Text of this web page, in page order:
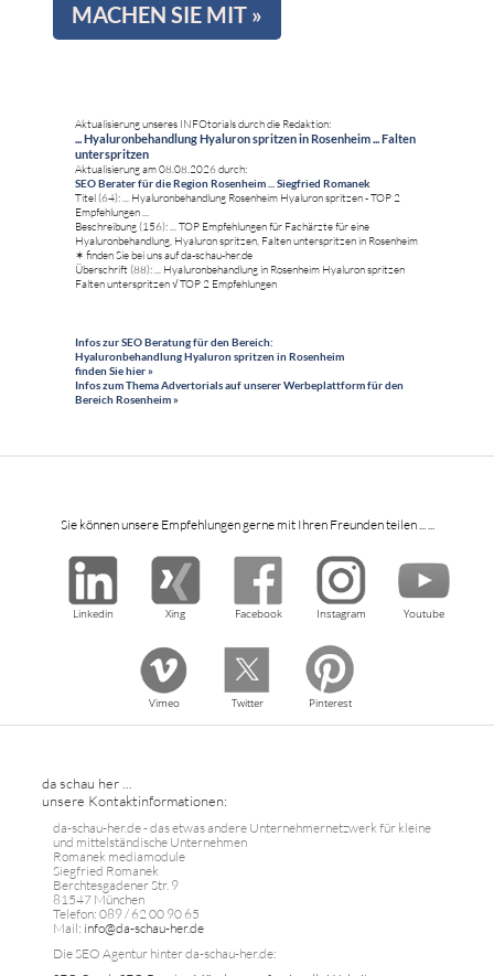
MACHEN SIE MIT »
Aktualisierung unseres INFOtorials durch die Redaktion:
... Hyaluronbehandlung Hyaluron spritzen in Rosenheim ... Falten
unterspritzen
Aktualisierung am 08.08.2026 durch:
SEO Berater für die Region Rosenheim ... Siegfried Romanek
Titel (64): ... Hyaluronbehandlung Rosenheim Hyaluron spritzen - TOP 2
Empfehlungen ...
Beschreibung (156): ... TOP Empfehlungen für Fachärzte für eine
Hyaluronbehandlung, Hyaluron spritzen, Falten unterspritzen in Rosenheim
✶ finden Sie bei uns auf da-schau-her.de
Überschrift (88): ... Hyaluronbehandlung in Rosenheim Hyaluron spritzen
Falten unterspritzen √ TOP 2 Empfehlungen
Infos zur SEO Beratung für den Bereich:
Hyaluronbehandlung Hyaluron spritzen in Rosenheim
finden Sie hier »
Infos zum Thema Advertorials auf unserer Werbeplattform für den
Bereich Rosenheim »
Sie können unsere Empfehlungen gerne mit Ihren Freunden teilen ... ...
Linkedin Xing Facebook Instagram Youtube
Vimeo Twitter Pinterest
da schau her ...
unsere Kontaktinformationen:
da-schau-her.de - das etwas andere Unternehmernetzwerk für kleine
und mittelständische Unternehmen
Romanek mediamodule
Siegfried Romanek
Berchtesgadener Str. 9
81547 München
Telefon: 089 / 62 00 90 65
Mail: info@da-schau-her.de
Die SEO Agentur hinter da-schau-her.de: